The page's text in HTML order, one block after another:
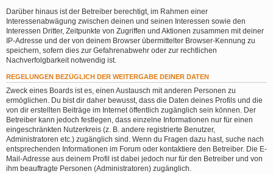
Darüber hinaus ist der Betreiber berechtigt, im Rahmen einer
Interessenabwägung zwischen deinen und seinen Interessen sowie den
Interessen Dritter, Zeitpunkte von Zugriffen und Aktionen zusammen mit deiner
IP-Adresse und der von deinem Browser übermittelter Browser-Kennung zu
speichern, sofern dies zur Gefahrenabwehr oder zur rechtlichen
Nachverfolgbarkeit notwendig ist.
REGELUNGEN BEZÜGLICH DER WEITERGABE DEINER DATEN
Zweck eines Boards ist es, einen Austausch mit anderen Personen zu
ermöglichen. Du bist dir daher bewusst, dass die Daten deines Profils und die
von dir erstellten Beiträge im Internet öffentlich zugänglich sein können. Der
Betreiber kann jedoch festlegen, dass einzelne Informationen nur für einen
eingeschränkten Nutzerkreis (z. B. andere registrierte Benutzer,
Administratoren etc.) zugänglich sind. Wenn du Fragen dazu hast, suche nach
entsprechenden Informationen im Forum oder kontaktiere den Betreiber. Die E-
Mail-Adresse aus deinem Profil ist dabei jedoch nur für den Betreiber und von
ihm beauftragte Personen (Administratoren) zugänglich.